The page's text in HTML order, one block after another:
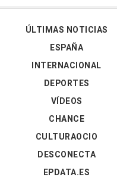
ÚLTIMAS NOTICIAS
ESPAÑA
INTERNACIONAL
DEPORTES
VÍDEOS
CHANCE
CULTURAOCIO
DESCONECTA
EPDATA.ES